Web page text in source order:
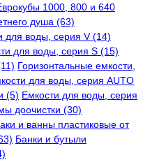
1000, 800 и 640
душа (63)
для воды, серия V (14)
для воды, серия S (15)
Горизонтальные емкости,
для воды, серия AUTO
(5) Емкости для воды, серия
доочистки (30)
и ванны пластиковые от
Банки и бутыли